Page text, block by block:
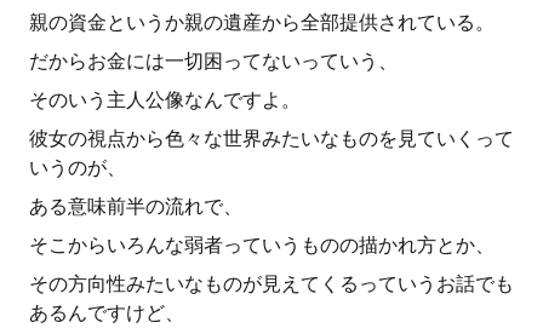
親の資金というか親の遺産から全部提供されている。
だからお金には一切困ってないっていう、
そのいう主人公像なんですよ。
彼女の視点から色々な世界みたいなものを見ていくって
いうのが、
ある意味前半の流れで、
そこからいろんな弱者っていうものの描かれ方とか、
その方向性みたいなものが見えてくるっていうお話でも
あるんですけど、